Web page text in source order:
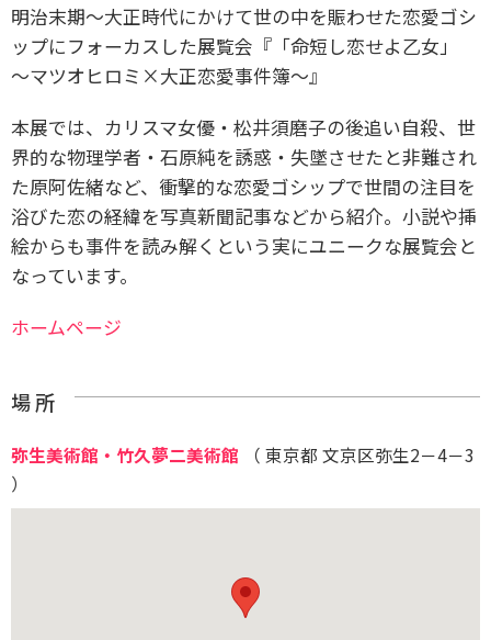
明治末期〜大正時代にかけて世の中を賑わせた恋愛ゴシ
ップにフォーカスした展覧会『「命短し恋せよ乙女」
～マツオヒロミ×大正恋愛事件簿～』
本展では、カリスマ女優・松井須磨子の後追い自殺、世
界的な物理学者・石原純を誘惑・失墜させたと非難され
た原阿佐緒など、衝撃的な恋愛ゴシップで世間の注目を
浴びた恋の経緯を写真新聞記事などから紹介。小説や挿
絵からも事件を読み解くという実にユニークな展覧会と
なっています。
ホームページ
場 所
弥生美術館・竹久夢二美術館 （ 東京都 文京区弥生2－4－3
）